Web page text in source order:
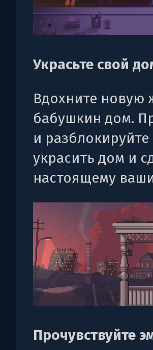
Украсьте свой
Вдохните новую
бабушкин дом.
и
украсить дом и
настоящему
Прочувствуйте